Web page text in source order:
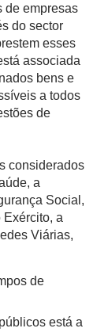
de empresas
do sector
esses
associada
bens e
a todos
de
considerados
a
Social,
a
Viárias,
de
está a